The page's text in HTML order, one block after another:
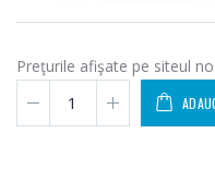
Preţurile afişate pe siteul